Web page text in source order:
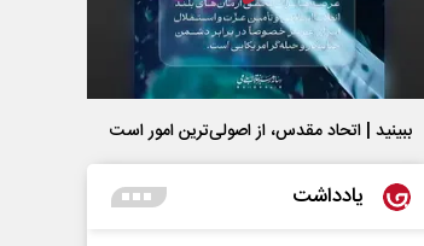
ببینید | اتحاد مقدس، از اصولی‌ترین امور است
یادداشت